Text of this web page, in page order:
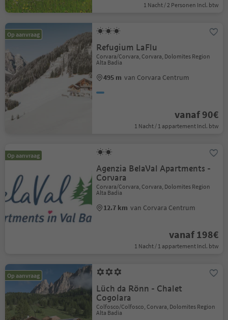
1 Nacht / 2 Personen Incl. btw
Op aanvraag
Refugium LaFlu
Corvara/Corvara, Corvara, Dolomites Region
Alta Badia
495 m van Corvara Centrum
vanaf 90€
1 Nacht / 1 appartement Incl. btw
Op aanvraag
Agenzia BelaVal Apartments -
Corvara
Corvara/Corvara, Corvara, Dolomites Region
Alta Badia
12.7 km van Corvara Centrum
vanaf 198€
1 Nacht / 1 appartement Incl. btw
Op aanvraag
Lüch da Rönn - Chalet
Cogolara
Colfosco/Colfosco, Corvara, Dolomites Region
Alta Badia